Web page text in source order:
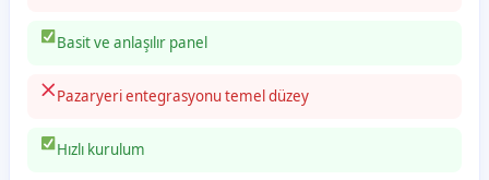
Basit ve anlaşılır panel
Pazaryeri entegrasyonu temel düzey
Hızlı kurulum